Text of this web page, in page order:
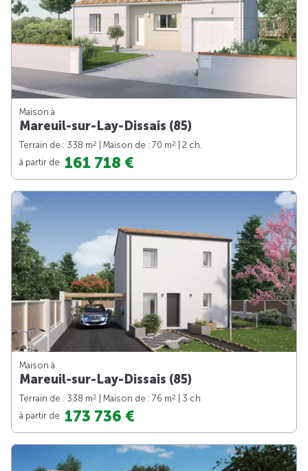
Maison à
Mareuil-sur-Lay-Dissais (85)
Terrain de : 338 m2 | Maison de : 70 m2
| 2 ch.
à partir de 161 718 €
Maison à
Mareuil-sur-Lay-Dissais (85)
Terrain de : 338 m2 | Maison de : 76 m2
| 3 ch.
à partir de 173 736 €